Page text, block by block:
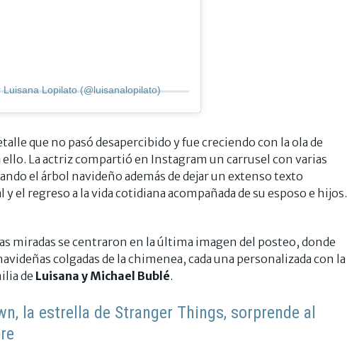
Lopilato (@luisanalopilato)
que no pasó desapercibido y fue creciendo con la ola de
La actriz compartió en Instagram un carrusel con varias
el árbol navideño además de dejar un extenso texto
el regreso a la vida cotidiana acompañada de su esposo e hijos.
miradas se centraron en la última imagen del posteo, donde
colgadas de la chimenea, cada una personalizada con la
de Luisana y Michael Bublé.
la estrella de Stranger Things, sorprende al